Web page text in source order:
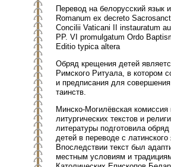
Перевод на белорусский язык
Romanum ex decreto
Concilii Vaticani II instauratum
PP. VI promulgatum Ordo
Editio typica altera
Обряд крещения детей
Римского Ритуала, в котором
и предписания для совершения
таинств.
Минско-Могилёвская комиссия
литургических текстов и
литературы подготовила
детей в переводе с латинского
Впоследствии текст был
местным условиям и